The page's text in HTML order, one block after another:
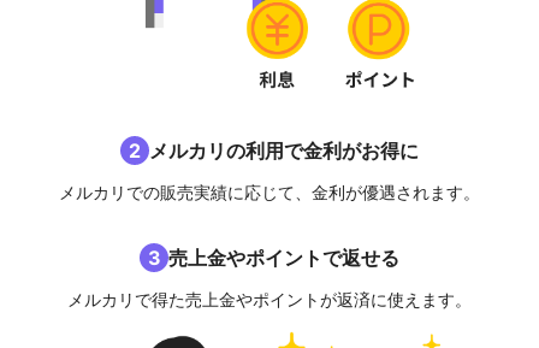
2 メルカリの利用で金利がお得に
メルカリでの販売実績に応じて、金利が優遇されます。
3 売上金やポイントで返せる
メルカリで得た売上金やポイントが返済に使えます。